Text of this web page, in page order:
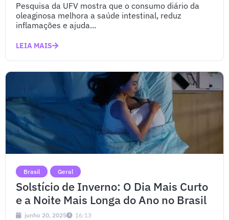
Pesquisa da UFV mostra que o consumo diário da
oleaginosa melhora a saúde intestinal, reduz
inflamações e ajuda...
LEIA MAIS
Brasil Geral
Solstício de Inverno: O Dia Mais Curto
e a Noite Mais Longa do Ano no Brasil
junho 20, 2025 16:13